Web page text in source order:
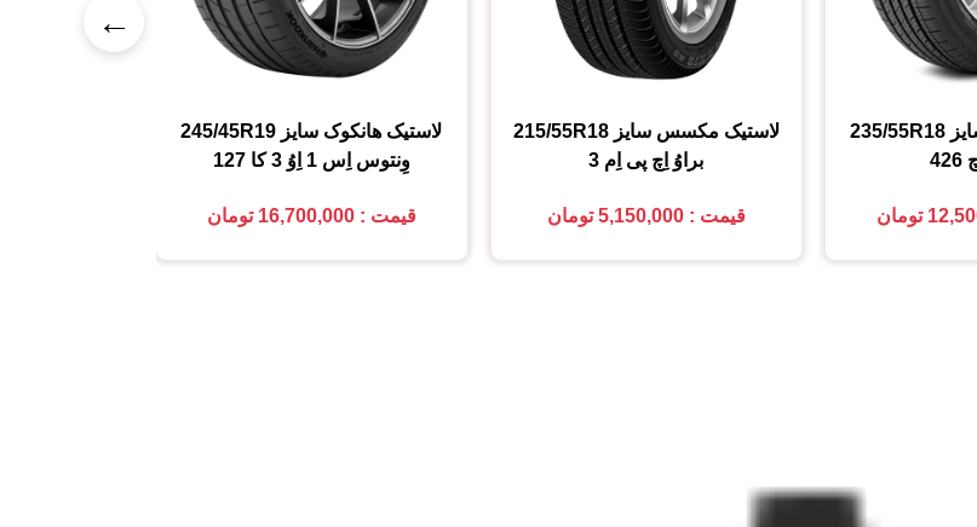
←
235/55R18
لاستیک مکسس سایز 215/55R18
براوُ اِچ پی اِم 3
قیمت : 5,150,000 تومان
لاستیک هانکوک سایز 245/45R19
وِنتوس اِس 1 اِوُ 3 کا 127
قیمت : 16,700,000 تومان